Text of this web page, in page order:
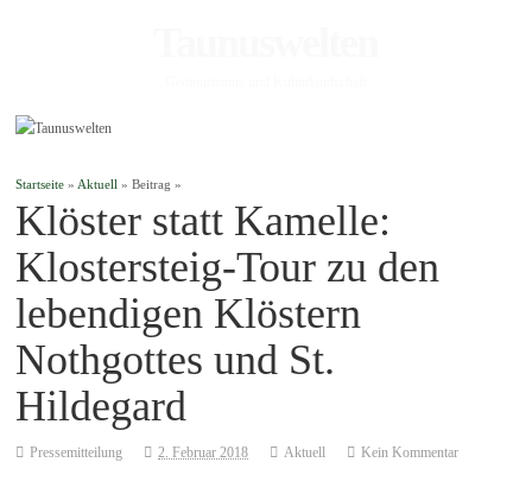
Startseite » Aktuell » Beitrag »
Klöster statt Kamelle:
Klostersteig-Tour zu den
lebendigen Klöstern
Nothgottes und St.
Hildegard
Pressemitteilung 2. Februar 2018 Aktuell Kein Kommentar